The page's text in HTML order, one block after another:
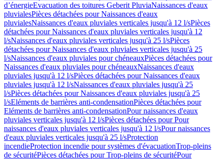
d’énergieEvacuation des toitures Geberit PluviaNaissances d'eaux
pluvialesPièces détachées pour Naissances d'eaux
pluvialesNaissances d'eaux pluviales verticales jusqu'à 12 l/sPièces
détachées pour Naissances d'eaux pluviales verticales jusqu'à 12
l/sNaissances d'eaux pluviales verticales jusqu'à 25 l/sPièces
détachées pour Naissances d'eaux pluviales verticales jusqu'à 25
l/sNaissances d'eaux pluviales pour chéneauxPièces détachées pour
Naissances d'eaux pluviales pour chéneauxNaissances d'eaux
pluviales jusqu'à 12 l/sPièces détachées pour Naissances d'eaux
pluviales jusqu'à 12 l/sNaissances d'eaux pluviales jusqu'à 25
l/sPièces détachées pour Naissances d'eaux pluviales jusqu'à 25
l/sEléments de barrières anti-condensationPièces détachées pour
Eléments de barrières anti-condensationPour naissances d'eaux
pluviales verticales jusqu'à 12 l/sPièces détachées pour Pour
naissances d'eaux pluviales verticales jusqu'à 12 l/sPour naissances
d'eaux pluviales verticales jusqu'à 25 l/sProtection
incendieProtection incendie pour systèmes d'évacuationTrop-pleins
de sécuritéPièces détachées pour Trop-pleins de sécuritéPour